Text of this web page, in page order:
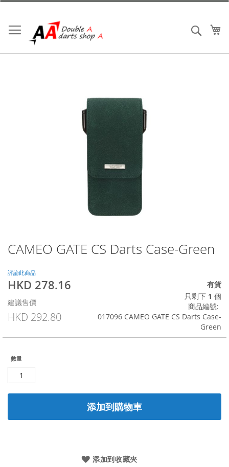
跳
內
容
搜索
CAMEO GATE CS Darts Case-Green
評論此商品
特
價
格
HKD 278.16
建議售價
HKD 292.80
有貨
只剩下 1 個
商品編號
017096 CAMEO GATE CS Darts Case-
Green
數量
添加到購物車
添加到收藏夾
Skip
to
beginning
of
the
images
gallery